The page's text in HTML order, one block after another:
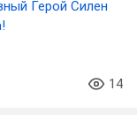
Герой Силен
14